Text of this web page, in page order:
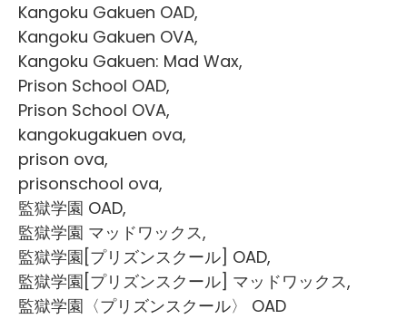
Kangoku Gakuen OAD,
Kangoku Gakuen OVA,
Kangoku Gakuen: Mad Wax,
Prison School OAD,
Prison School OVA,
kangokugakuen ova,
prison ova,
prisonschool ova,
監獄学園 OAD,
監獄学園 マッドワックス,
監獄学園[プリズンスクール] OAD,
監獄学園[プリズンスクール] マッドワックス,
監獄学園〈プリズンスクール〉 OAD